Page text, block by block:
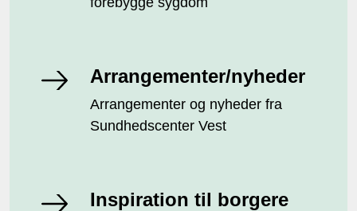
Arrangementer/nyheder
Arrangementer og nyheder fra
Sundhedscenter Vest
Inspiration til borgere